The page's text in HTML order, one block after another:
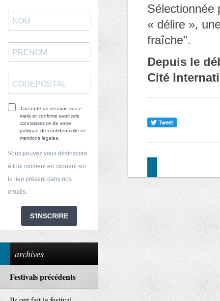
J'accepte de recevoir vos e-
mails et confirme avoir pris
connaissance de votre
politique de confidentialité et
mentions légales.
Vous pouvez vous désinscrire
à tout moment en cliquant sur
le lien présent dans nos
emails.
S'INSCRIRE
archives
Festivals précédents
Sélectionnée
« délire »,
fraîche".
Depuis le
Cité